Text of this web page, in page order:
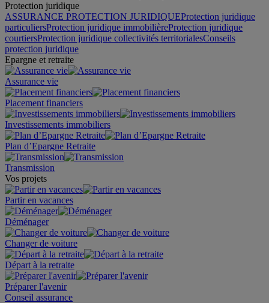
Protection juridique
ASSURANCE PROTECTION JURIDIQUEProtection juridique
particuliersProtection juridique immobilièreProtection juridique
courtiersProtection juridique collectivités territorialesConseils
protection juridique
Epargne et retraite
Assurance vie
Placement financiers
Investissements immobiliers
Plan d’Epargne Retraite
Transmission
Vos projets
Partir en vacances
Déménager
Changer de voiture
Départ à la retraite
Préparer l'avenir
Conseil assurance